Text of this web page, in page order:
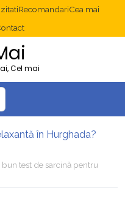
RecomandariCea mai
Cel mai
în Hurghada?
Multisite WordPress și Mastodon: cum gestionezi mai multe site-uri
test de sarcină pentru